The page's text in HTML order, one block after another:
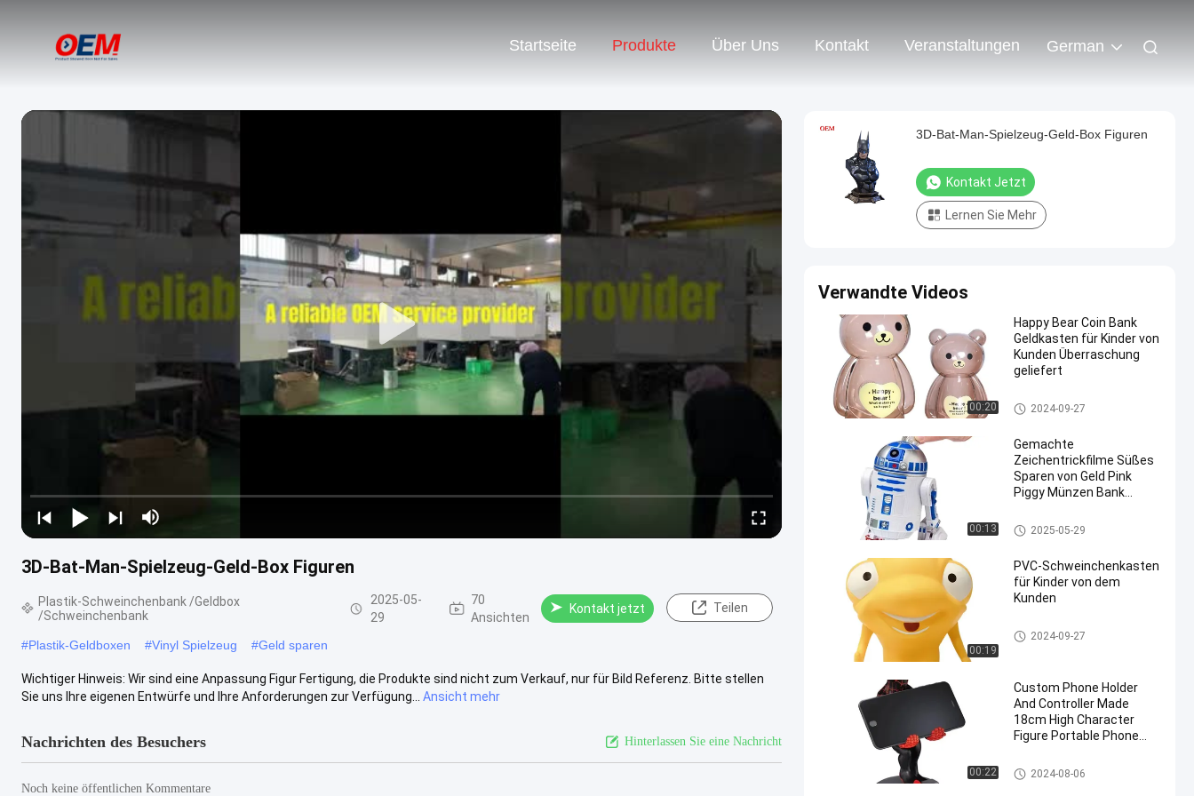
Startseite Produkte Über Uns Kontakt Veranstaltungen German
3D-Bat-Man-Spielzeug-Geld-Box Figuren
Plastik-Schweinchenbank /Geldbox
/Schweinchenbank
2025-05-
29
70
Ansichten
Kontakt jetzt Teilen
#Plastik-Geldboxen #Vinyl Spielzeug #Geld sparen
Wichtiger Hinweis: Wir sind eine Anpassung Figur Fertigung, die Produkte sind nicht zum Verkauf, nur für Bild Referenz. Bitte stellen
Sie uns Ihre eigenen Entwürfe und Ihre Anforderungen zur Verfügung...
Ansicht mehr
Nachrichten des Besuchers Hinterlassen Sie eine Nachricht
Noch keine öffentlichen Kommentare
3D-Bat-Man-Spielzeug-Geld-Box Figuren
Kontakt Jetzt
Lernen Sie Mehr
Verwandte Videos
00:20
Happy Bear Coin Bank
Geldkasten für Kinder von
Kunden Überraschung
geliefert
Plastik-Schweinchenbank /Gel
dbox /Schweinchenbank
2024-09-27
00:13
Gemachte
Zeichentrickfilme Süßes
Sparen von Geld Pink
Piggy Münzen Bank
Plastik-Schweinchenbank /Gel
dbox /Schweinchenbank
2025-05-29
00:19
PVC-Schweinchenkasten
für Kinder von dem
Kunden
Plastik-Schweinchenbank /Gel
dbox /Schweinchenbank
2024-09-27
00:22
Custom Phone Holder
And Controller Made
18cm High Character
Figure Portable Phone
Plastik-Schweinchenbank /Gel
dbox /Schweinchenbank
2024-08-06